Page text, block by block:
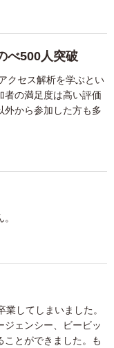
べ500人突破
クセス解析を学ぶとい
者の満足度は高い評価
外から参加した方も多
してしまいました。
ジェンシー、ビービッ
ことができました。も